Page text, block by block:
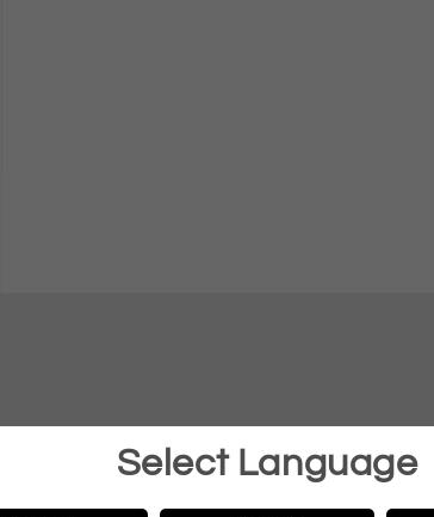
Select Language